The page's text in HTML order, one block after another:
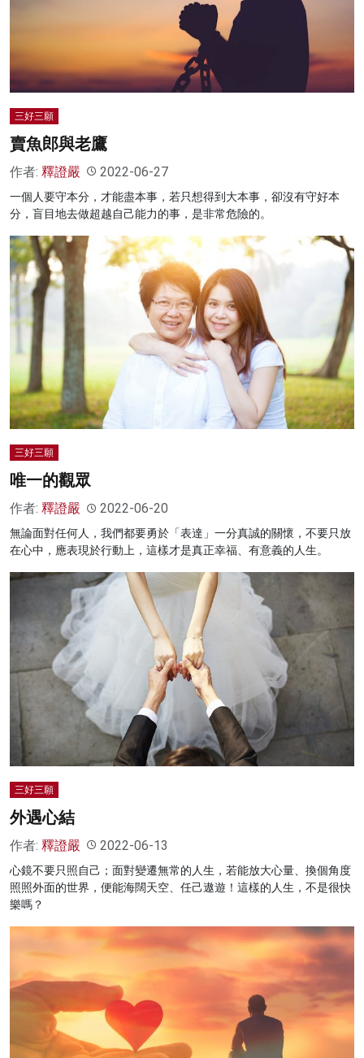
三好三願
賣魚郎與老鷹
作者: 釋證嚴 2022-06-27
一個人要守本分，才能盡本事，若只想得到大本事，卻沒有守好本
分，盲目地去做超越自己能力的事，是非常危險的。
三好三願
唯一的觀眾
作者: 釋證嚴 2022-06-20
無論面對任何人，我們都要勇於「表達」一分真誠的關懷，不要只放
在心中，應表現於行動上，這樣才是真正幸福、有意義的人生。
三好三願
外遇心結
作者: 釋證嚴 2022-06-13
心鏡不要只照自己；面對變遷無常的人生，若能放大心量、換個角度
照照外面的世界，便能海闊天空、任己遨遊！這樣的人生，不是很快
樂嗎？